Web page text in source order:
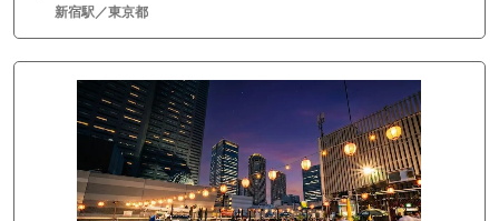
新宿駅／東京都